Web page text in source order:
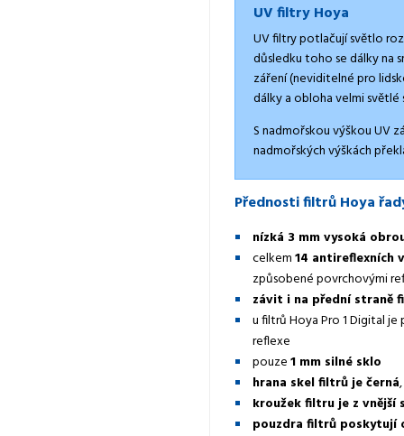
UV filtry Hoya
UV filtry potlačují světlo
důsledku toho se dálky na
záření (neviditelné pro
dálky a obloha velmi
S nadmořskou výškou UV
nadmořských výškách
Přednosti filtrů Hoya
nízká 3 mm vysoká
celkem14 antireflexních
způsobené povrchovými
závit i na přední straně
u filtrů Hoya Pro 1 Digital
reflexe
pouze1 mm silné sklo
hrana skel filtrů je černá
kroužek filtru je z vnější
pouzdra filtrů poskytují